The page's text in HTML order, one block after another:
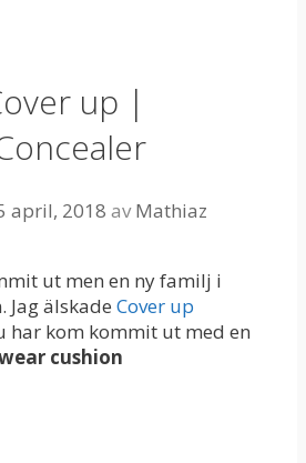
up |
april, 2018 avMathiaz
ut men en ny familj i
Jag älskade Cover up
har kom kommit ut med en
cushion